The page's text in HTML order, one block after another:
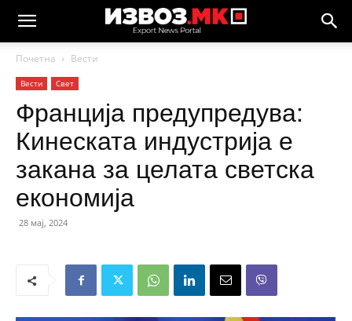
Почетна Вести
Вести Свет
Франција предупредува:
Кинеската индустрија е
закана за целата светска
економија
28 мај, 2024